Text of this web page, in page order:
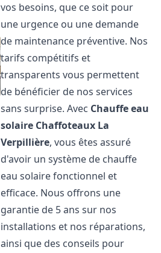
vos besoins, que ce soit pour
une urgence ou une demande
de maintenance préventive. Nos
tarifs compétitifs et
transparents vous permettent
de bénéficier de nos services
sans surprise. Avec Chauffe eau
solaire Chaffoteaux La
Verpillière, vous êtes assuré
d'avoir un système de chauffe
eau solaire fonctionnel et
efficace. Nous offrons une
garantie de 5 ans sur nos
installations et nos réparations,
ainsi que des conseils pour